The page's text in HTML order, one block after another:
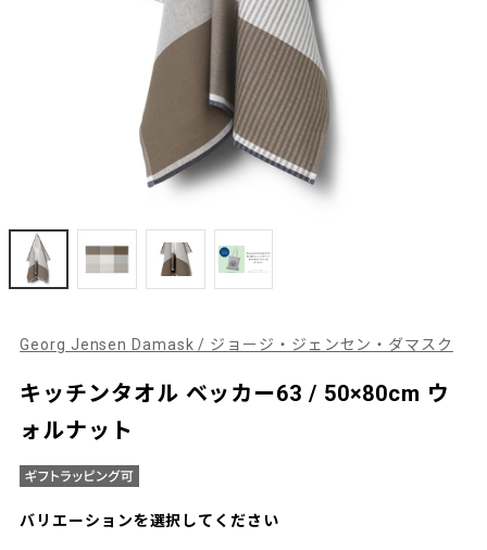
Georg Jensen Damask / ジョージ・ジェンセン・ダマスク
キッチンタオル ベッカー63 / 50×80cm ウ
ォルナット
バリエーションを選択してください